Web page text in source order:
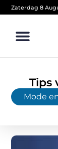
Zaterdag 8
Tips
Mode